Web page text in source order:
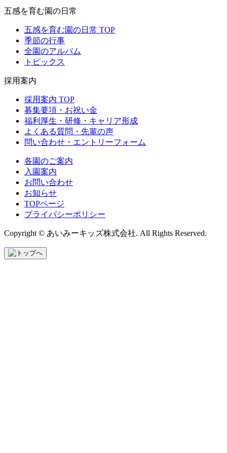
五感を育む園の日常
五感を育む園の日常 TOP
季節の行事
全園のアルバム
トピックス
採用案内
採用案内 TOP
募集要項・お祝い金
福利厚生・研修・キャリア形成
よくある質問・先輩の声
問い合わせ・エントリーフォーム
各園のご案内
入園案内
お問い合わせ
お知らせ
TOPページ
プライバシーポリシー
Copyright © あいみーキッズ株式会社. All Rights Reserved.